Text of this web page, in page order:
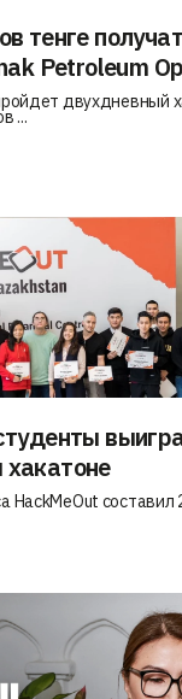
тенге
Petroleum
двухдневный
...
HackMeOut составил